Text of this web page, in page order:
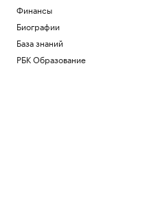
Финансы
Биографии
База знаний
РБК Образование